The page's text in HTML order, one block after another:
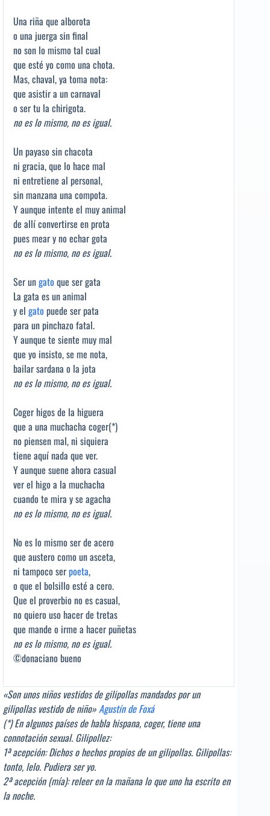
Una riña que alborota
o una juerga sin final
no son lo mismo tal cual
que esté yo como una chota.
Mas, chaval, ya toma nota:
que asistir a un carnaval
o ser tu la chirigota.
no es lo mismo, no es igual.
Un payaso sin chacota
ni gracia, que lo hace mal
ni entretiene al personal,
sin manzana una compota.
Y aunque intente el muy animal
de allí convertirse en prota
pues mear y no echar gota
no es lo mismo, no es igual.
Ser ungato que ser gata
La gata es un animal
y el gato puede ser pata
para un pinchazo fatal.
Y aunque te siente muy mal
que yo insisto, se me nota,
bailar sardana o la jota
no es lo mismo, no es igual.
Coger higos de la higuera
que a una muchacha coger(*)
no piensen mal, ni siquiera
tiene aquí nada que ver.
Y aunque suene ahora casual
ver el higo a la muchacha
cuando te mira y se agacha
no es lo mismo, no es igual.
No es lo mismo ser de acero
que austero como un asceta,
ni tampoco serpoeta,
o que el bolsillo esté a cero.
Que el proverbio no es casual,
no quiero uso hacer de tretas
que mande o irme a hacer puñetas
no es lo mismo, no es igual.
©donaciano bueno
«Son unos niños vestidos de gilipollas mandados por un
gilipollas vestido de niño»Agustín de Foxá
(*) En algunos países de habla hispana, coger, tiene una
connotación sexual. Gilipollez:
1ª acepción: Dichos o hechos propios de un gilipollas. Gilipollas:
tonto, lelo. Pudiera ser yo.
2ª acepción (mía): releer en la mañana lo que uno ha escrito en
la noche.